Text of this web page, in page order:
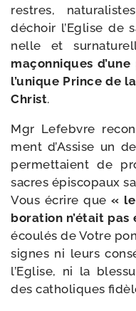
restres,
déchoir l’Eglise de
nelle et
maçon­niques
l’u­nique Prince de
Christ.
Mgr Lefebvre
ment d’Assise un
per­met­taient de
sacres épis­co­paux
Vous écrire que «
bo­ra­tion n’é­tait pas
écou­lés de Votre
signes ni leurs
l’Eglise, ni la
des catho­liques